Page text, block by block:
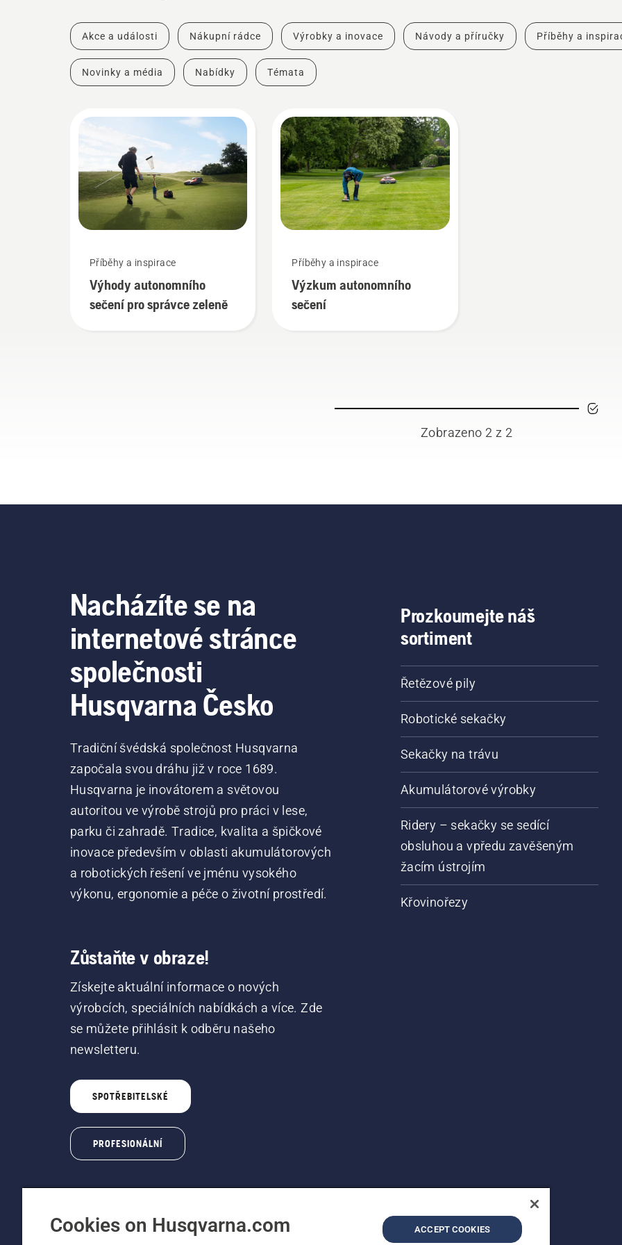
Akce a události Nákupní rádce Výrobky a inovace Návody a příručky Příběhy a
Novinky a média Nabídky Témata
Příběhy a inspirace
Výhody autonomního
sečení pro správce zeleně
Příběhy a inspirace
Výzkum autonomního
sečení
Zobrazeno 2 z 2
Nacházíte se na
internetové stránce
společnosti
Husqvarna Česko
Tradiční švédská společnost Husqvarna
započala svou dráhu již v roce 1689.
Husqvarna je inovátorem a světovou
autoritou ve výrobě strojů pro práci v lese,
parku či zahradě. Tradice, kvalita a špičkové
inovace především v oblasti akumulátorových
a robotických řešení ve jménu vysokého
výkonu, ergonomie a péče o životní prostředí.
Zůstaňte v obraze!
Získejte aktuální informace o nových
výrobcích, speciálních nabídkách a více. Zde
se můžete přihlásit k odběru našeho
newsletteru.
SPOTŘEBITELSKÉ
PROFESIONÁLNÍ
Prozkoumejte náš
sortiment
Řetězové pily
Robotické sekačky
Sekačky na trávu
Akumulátorové výrobky
Ridery – sekačky se sedící
obsluhou a vpředu zavěšeným
žacím ústrojím
Křovinořezy
Cookies on Husqvarna.com ACCEPT COOKIES